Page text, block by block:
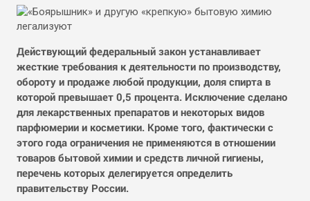
Действующий федеральный закон устанавливает
жесткие требования к деятельности по производству,
обороту и продаже любой продукции, доля спирта в
которой превышает 0,5 процента. Исключение сделано
для лекарственных препаратов и некоторых видов
парфюмерии и косметики. Кроме того, фактически с
этого года ограничения не применяются в отношении
товаров бытовой химии и средств личной гигиены,
перечень которых делегируется определить
правительству России.